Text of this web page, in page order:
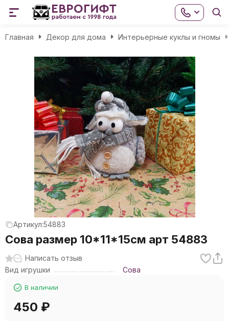
Главная Декор для дома Интерьерные куклы и гномы
Артикул:54883
Сова размер 10*11*15см арт 54883
Написать отзыв
Вид игрушки
Сова
В наличии
450 ₽